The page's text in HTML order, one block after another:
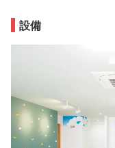
設備